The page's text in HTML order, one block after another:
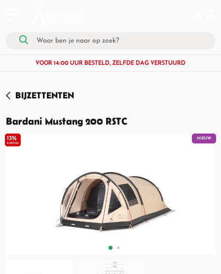
VOOR 14:00 UUR BESTELD, ZELFDE DAG VERSTUURD
BIJZETTENTEN
NIEUW
13%
KORTING
Bardani Mustang 200 RSTC